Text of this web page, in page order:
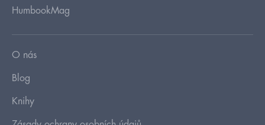
HumbookMag
O nás
Blog
Knihy